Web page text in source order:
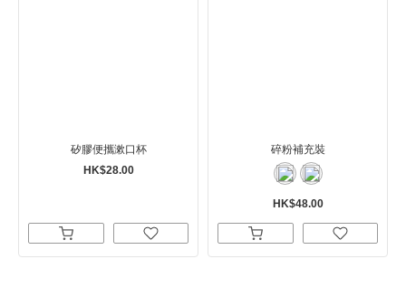
矽膠便攜漱口杯
HK$28.00
碎粉補充裝
HK$48.00